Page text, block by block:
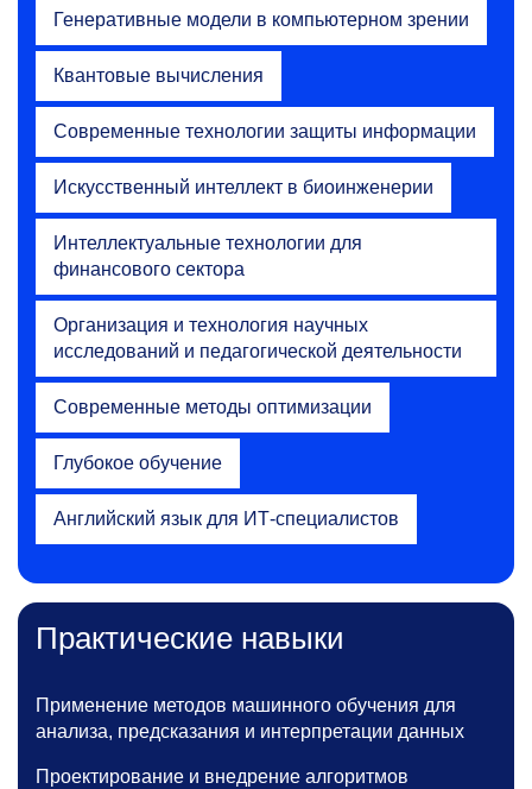
Генеративные модели в компьютерном зрении
Квантовые вычисления
Современные технологии защиты информации
Искусственный интеллект в биоинженерии
Интеллектуальные технологии для
финансового сектора
Организация и технология научных
исследований и педагогической деятельности
Современные методы оптимизации
Глубокое обучение
Английский язык для ИТ-специалистов
Практические навыки
Применение методов машинного обучения для
анализа, предсказания и интерпретации данных
Проектирование и внедрение алгоритмов